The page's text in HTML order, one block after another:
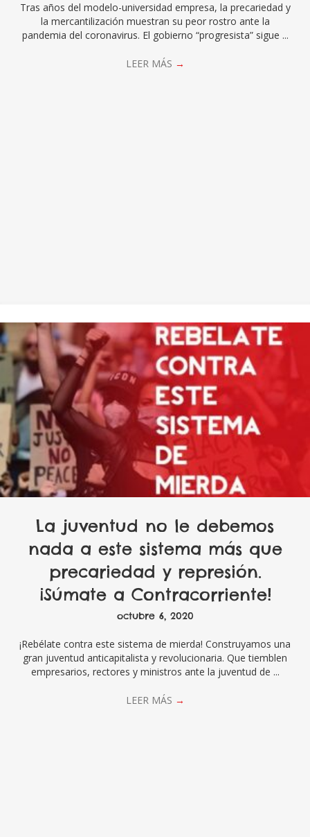
Tras años del modelo-universidad empresa, la precariedad y
la mercantilización muestran su peor rostro ante la
pandemia del coronavirus. El gobierno “progresista” sigue ...
LEER MÁS →
La juventud no le debemos
nada a este sistema más que
precariedad y represión.
¡Súmate a Contracorriente!
octubre 6, 2020
¡Rebélate contra este sistema de mierda! Construyamos una
gran juventud anticapitalista y revolucionaria. Que tiemblen
empresarios, rectores y ministros ante la juventud de ...
LEER MÁS →